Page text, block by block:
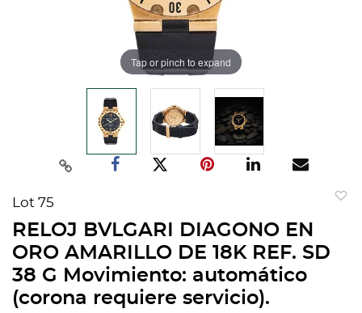
Tap or pinch to expand
Lot 75
RELOJ BVLGARI DIAGONO EN
ORO AMARILLO DE 18K REF. SD
38 G Movimiento: automático
(corona requiere servicio).